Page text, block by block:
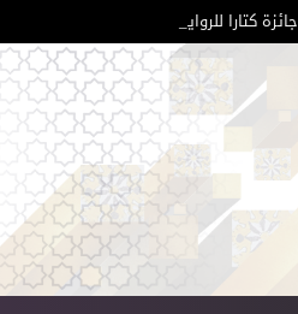
جائزة كتارا للرواية العربية – الدورة 11